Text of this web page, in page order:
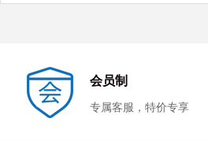
会员制
专属客服，特价专享